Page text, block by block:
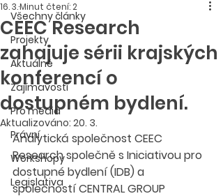
Všechny články
Projekty
Aktuálně
Zajímavosti
Pro média
Právní
Workshopy
Legislativa
CEEC Research
zahajuje sérii krajských
konferencí o
dostupném bydlení.
16. 3.Minut čtení: 2
Aktualizováno: 20. 3.
Analytická společnost CEEC
Research společně s Iniciativou pro
dostupné bydlení (IDB) a
společností CENTRAL GROUP